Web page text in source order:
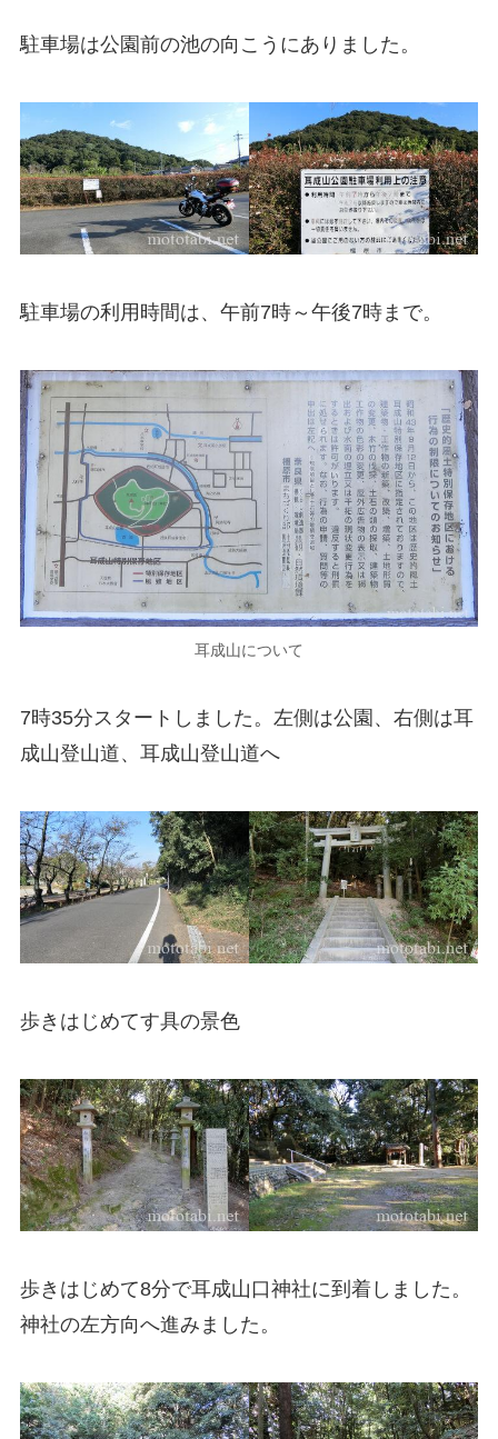
駐車場は公園前の池の向こうにありました。
駐車場の利用時間は、午前7時～午後7時まで。
耳成山について
7時35分スタートしました。左側は公園、右側は耳
成山登山道、耳成山登山道へ
歩きはじめてす具の景色
歩きはじめて8分で耳成山口神社に到着しました。
神社の左方向へ進みました。